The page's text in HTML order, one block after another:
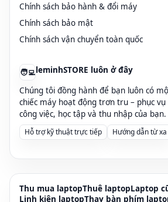
Air 13”
2017 (i5)
Mỏng
· RAM
8GB ·
SSD 128–
256GB ·
1440×900
MacBook
Pro 13”
2017 (i5)
Retina
i5-7360U
· RAM 8–
16GB ·
SSD
/
Space
Gray
Đẹp,
test
kỹ
ThinkPad
T470
(Win)
i5-7300U
· RAM 8–
16GB ·
Đen
Chính sách bảo hành & đổi máy
Chính sách bảo mật
Chính sách vận chuyển toàn quốc
🧑‍💻leminhSTORE luôn ở đây
Chúng tôi đồng hành để bạn luôn có
chiếc máy hoạt động trơn tru – phục vụ
công việc, học tập và thu nhập của bạn.
Hỗ trợ kỹ thuật trực tiếp Hướng dẫn từ xa
Thu mua laptopThuê laptopLaptop
Linh kiện laptopThay bàn phím